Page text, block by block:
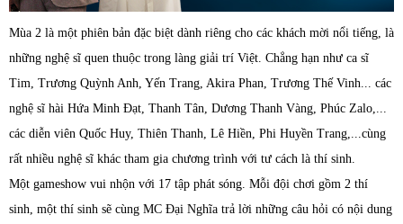
Mùa 2 là một phiên bản đặc biệt dành riêng cho các khách mời nổi tiếng, là
những nghệ sĩ quen thuộc trong làng giải trí Việt. Chẳng hạn như ca sĩ
Tim, Trương Quỳnh Anh, Yến Trang, Akira Phan, Trương Thế Vinh... các
nghệ sĩ hài Hứa Minh Đạt, Thanh Tân, Dương Thanh Vàng, Phúc Zalo,...
các diễn viên Quốc Huy, Thiên Thanh, Lê Hiền, Phi Huyền Trang,...cùng
rất nhiều nghệ sĩ khác tham gia chương trình với tư cách là thí sinh.
Một gameshow vui nhộn với 17 tập phát sóng. Mỗi đội chơi gồm 2 thí
sinh, một thí sinh sẽ cùng MC Đại Nghĩa trả lời những câu hỏi có nội dung